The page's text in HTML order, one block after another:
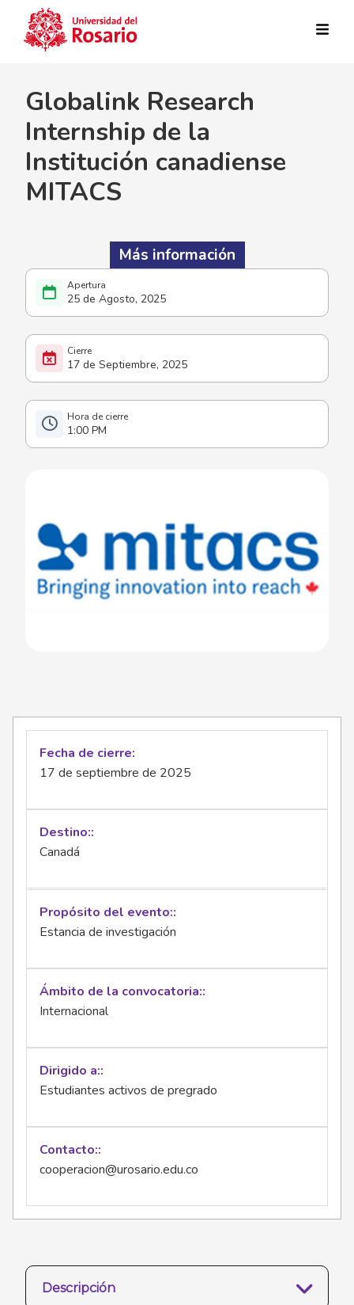
25 de Agosto, 2025
17 de Septiembre, 2025
1:00 PM
Globalink Research
Internship de la
Institución canadiense
MITACS
Más información
Fecha de cierre
17 de septiembre de 2025
Destino:
Canadá
Propósito del evento:
Estancia de investigación
Ámbito de la convocatoria:
Internacional
Dirigido a:
Estudiantes activos de pregrado
Contacto:
cooperacion@urosario.edu.co
Descripción